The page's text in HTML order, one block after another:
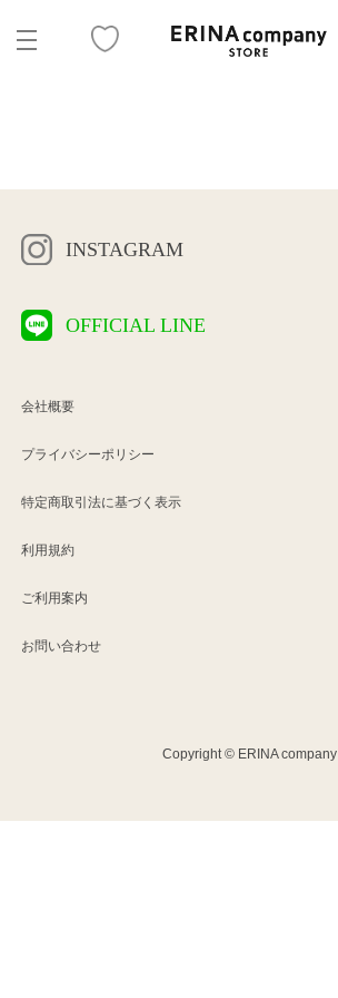
INSTAGRAM
OFFICIAL LINE
会社概要
プライバシーポリシー
特定商取引法に基づく表示
利用規約
ご利用案内
お問い合わせ
Copyright © ERINA company